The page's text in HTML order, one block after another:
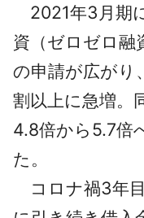
2021年3月期
資（ゼロゼロ融
の申請が広がり
割以上に急増。
4.8倍から5.7倍
た。
コロナ禍3年